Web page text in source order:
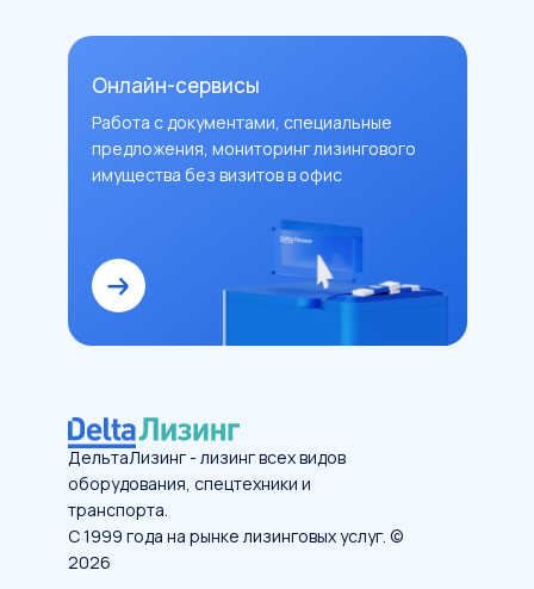
Онлайн-сервисы
Работа с документами, специальные
предложения, мониторинг лизингового
имущества без визитов в офис
ДельтаЛизинг - лизинг всех видов
оборудования, спецтехники и
транспорта.
С 1999 года на рынке лизинговых услуг. ©
2026